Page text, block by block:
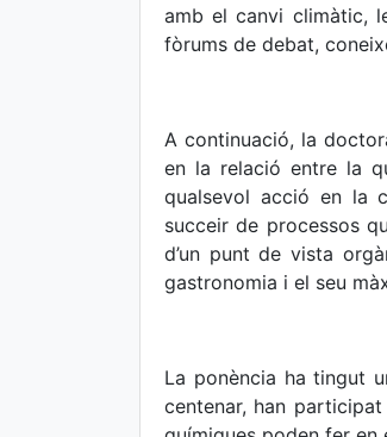
amb el canvi climàtic,
fòrums de debat,
A continuació, la
en la relació entre la
qualsevol acció en la
succeir de processos
d’un punt de vista
gastronomia i el seu
La ponència ha tingut
centenar, han